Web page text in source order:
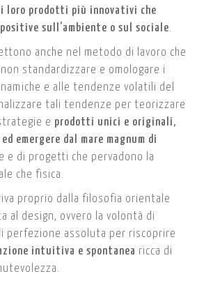
loro prodotti più innovativi che
sull’ambiente o sul sociale.
anche nel metodo di lavoro che
standardizzare e omologare i
e alle tendenze volatili del
tali tendenze per teorizzare
e prodotti unici e originali,
emergere dal mare magnum di
e di progetti che pervadono la
che fisica.
proprio dalla filosofia orientale
al design, ovvero la volontà di
perfezione assoluta per riscoprire
intuitiva e spontanea ricca di